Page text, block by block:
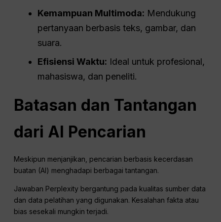
Kemampuan Multimoda: Mendukung
pertanyaan berbasis teks, gambar, dan
suara.
Efisiensi Waktu: Ideal untuk profesional,
mahasiswa, dan peneliti.
Batasan dan Tantangan
dari AI Pencarian
Meskipun menjanjikan, pencarian berbasis kecerdasan
buatan (AI) menghadapi berbagai tantangan.
Jawaban Perplexity bergantung pada kualitas sumber data
dan data pelatihan yang digunakan. Kesalahan fakta atau
bias sesekali mungkin terjadi.